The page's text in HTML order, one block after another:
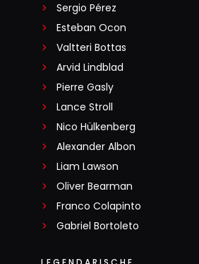
Sergio Pérez
Esteban Ocon
Valtteri Bottas
Arvid Lindblad
Pierre Gasly
Lance Stroll
Nico Hülkenberg
Alexander Albon
Liam Lawson
Oliver Bearman
Franco Colapinto
Gabriel Bortoleto